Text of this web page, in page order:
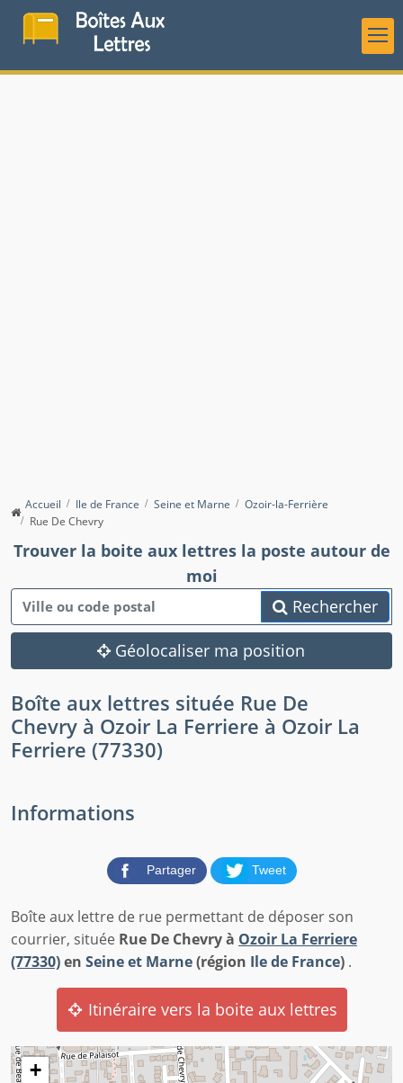
Accueil Ile de France Seine et Marne
Ozoir-la-Ferrière
Rue De Chevry
Trouver la boite aux lettres la poste autour de
moi
Rechercher
Géolocaliser ma position
Boîte aux lettres située Rue De
Chevry à Ozoir La Ferriere à Ozoir La
Ferriere (77330)
Informations
Partager Tweet
Boîte aux lettre de rue permettant de déposer son
courrier, située Rue De Chevry à Ozoir La Ferriere
(77330)en Seine et Marne(région Ile de France) .
Itinéraire vers la boite aux lettres
+